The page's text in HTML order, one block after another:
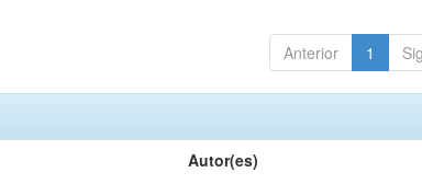
Anterior 1
Autor(es)